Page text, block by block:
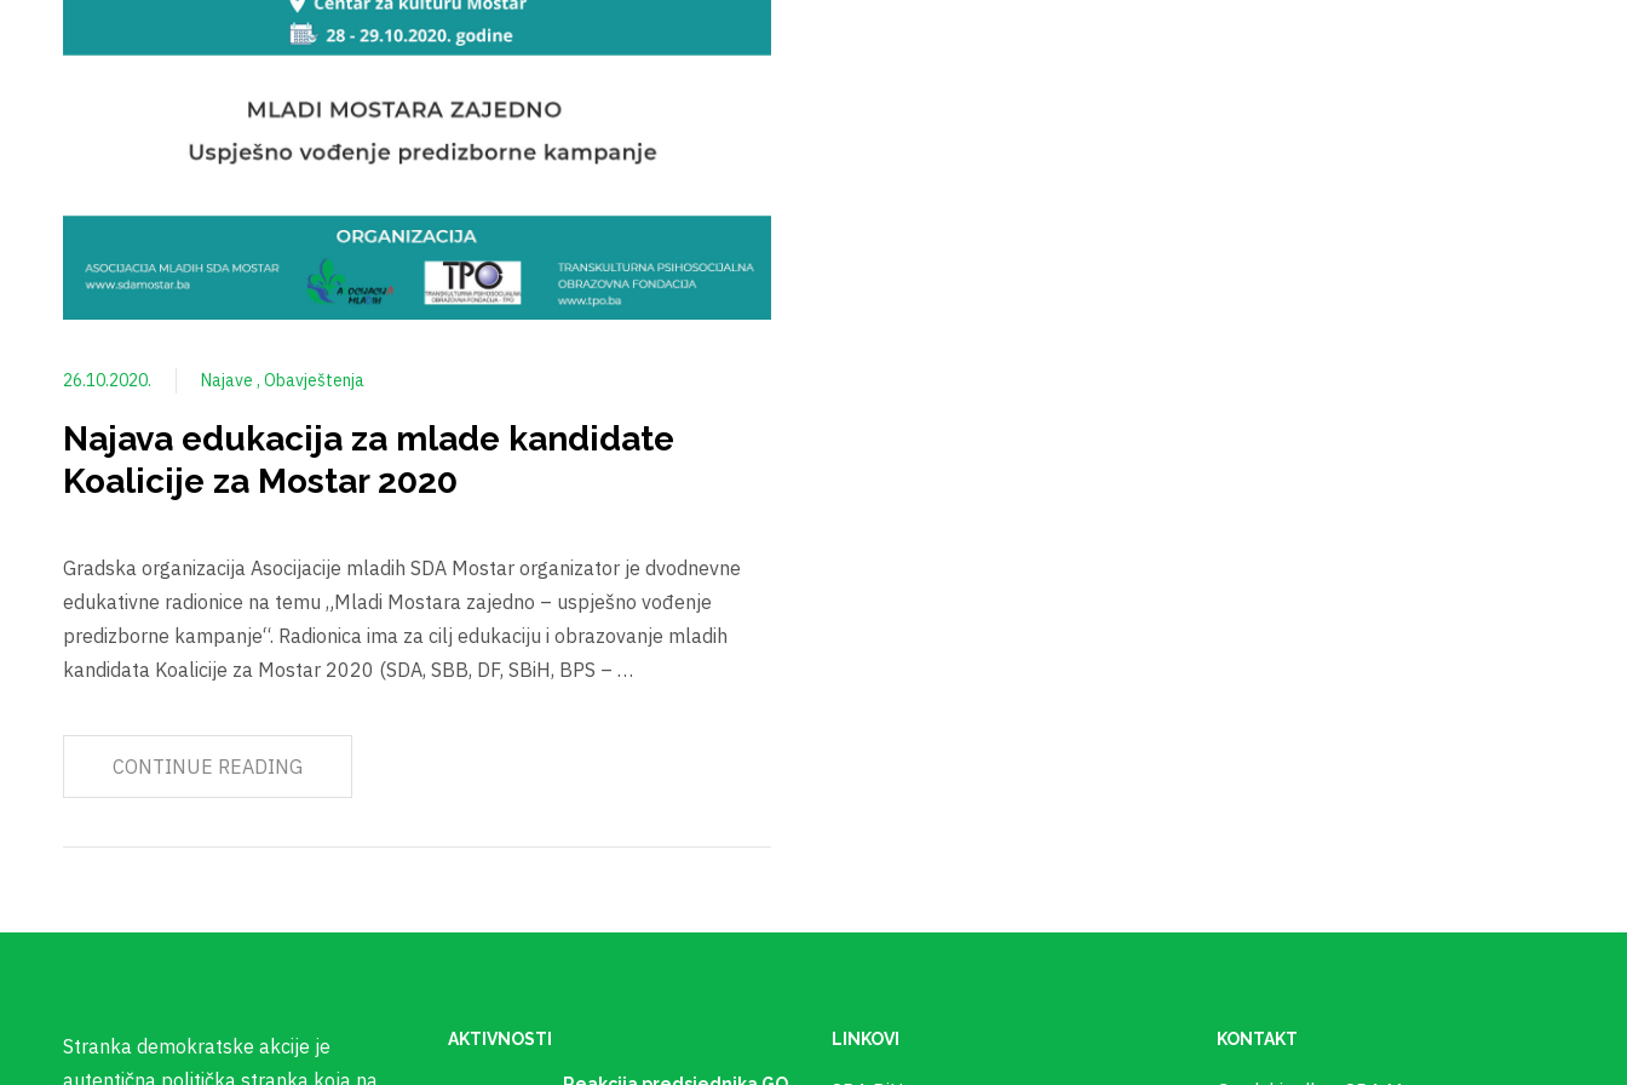
26.10.2020. Najave Obavještenja
Najava edukacija za mlade kandidate
Koalicije za Mostar 2020
Gradska organizacija Asocijacije mladih SDA Mostar organizator je dvodnevne
edukativne radionice na temu „Mladi Mostara zajedno – uspješno vođenje
predizborne kampanje“. Radionica ima za cilj edukaciju i obrazovanje mladih
kandidata Koalicije za Mostar 2020 (SDA, SBB, DF, SBiH, BPS – …
CONTINUE READING
Stranka demokratske akcije je
AKTIVNOSTI LINKOVI KONTAKT